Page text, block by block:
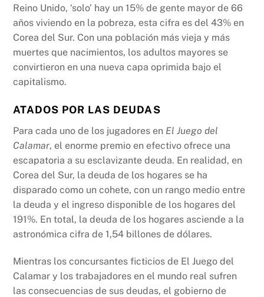
Reino Unido, ‘solo’ hay un 15% de gente mayor de 66
años viviendo en la pobreza, esta cifra es del 43% en
Corea del Sur. Con una población más vieja y más
muertes que nacimientos, los adultos mayores se
convirtieron en una nueva capa oprimida bajo el
capitalismo.
ATADOS POR LAS DEUDAS
Para cada uno de los jugadores en El Juego del
Calamar, el enorme premio en efectivo ofrece una
escapatoria a su esclavizante deuda. En realidad, en
Corea del Sur, la deuda de los hogares se ha
disparado como un cohete, con un rango medio entre
la deuda y el ingreso disponible de los hogares del
191%. En total, la deuda de los hogares asciende a la
astronómica cifra de 1,54 billones de dólares.
Mientras los concursantes ficticios de El Juego del
Calamar y los trabajadores en el mundo real sufren
las consecuencias de sus deudas, el gobierno de